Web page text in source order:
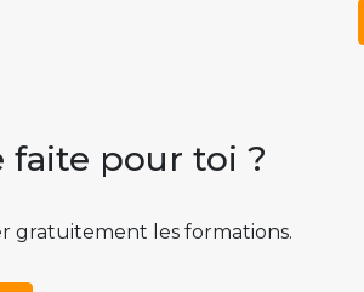
faite pour toi ?
gratuitement les formations.